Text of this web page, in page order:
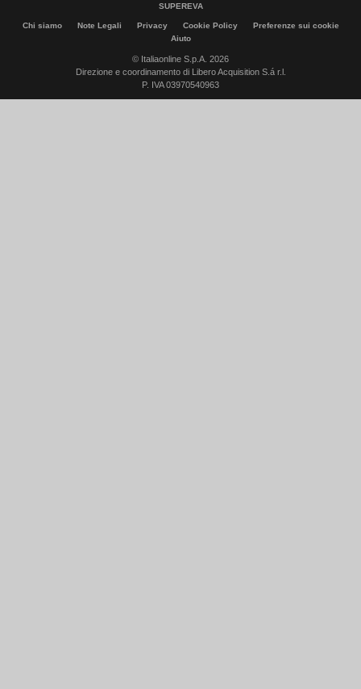
SUPEREVA
Chi siamo Note Legali Privacy Cookie Policy
Preferenze sui cookie
Aiuto
© Italiaonline S.p.A. 2026
Direzione e coordinamento di Libero Acquisition S.á r.l.
P. IVA 03970540963